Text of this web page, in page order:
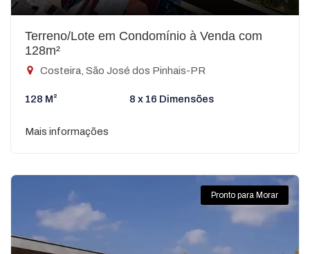
Terreno/Lote em Condomínio à Venda com
128m²
Costeira, São José dos Pinhais-PR
128 M² 8 x 16 Dimensões
Mais informações
Pronto para Morar